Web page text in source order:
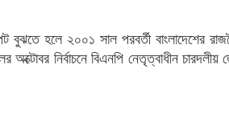
বুঝতে হলে ২০০১ সাল পরবর্তী বাংলাদেশের
অক্টোবর নির্বাচনে বিএনপি নেতৃত্বাধীন